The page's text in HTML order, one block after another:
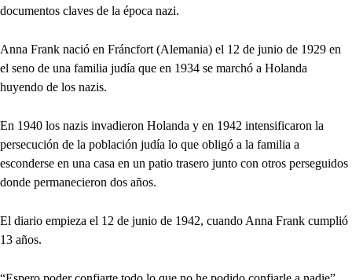
documentos claves de la época nazi.
Anna Frank nació en Fráncfort (Alemania) el 12 de junio de 1929 en
el seno de una familia judía que en 1934 se marchó a Holanda
huyendo de los nazis.
En 1940 los nazis invadieron Holanda y en 1942 intensificaron la
persecución de la población judía lo que obligó a la familia a
esconderse en una casa en un patio trasero junto con otros perseguidos
donde permanecieron dos años.
El diario empieza el 12 de junio de 1942, cuando Anna Frank cumplió
13 años.